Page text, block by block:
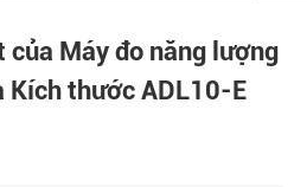
của Máy đo năng lượng
Kích thước ADL10-E